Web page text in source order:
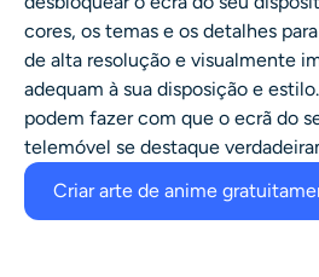
cores, os temas e os detalhes
de alta resolução e visualmente
adequam à sua disposição e
podem fazer com que o ecrã do
telemóvel se destaque
Criar arte de anime